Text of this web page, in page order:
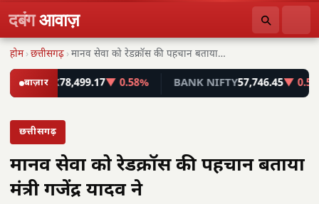
दबंगआवाज़
होम ›छत्तीसगढ़ › मानव सेवा को रेडक्रॉस की पहचान बताया मंत्री…
बाज़ार78,499.17▼ 0.58% BANK NIFTY57,746.45▼ 0.55%
छत्तीसगढ़
मानव सेवा को रेडक्रॉस की पहचान बताया
मंत्री गजेंद्र यादव ने